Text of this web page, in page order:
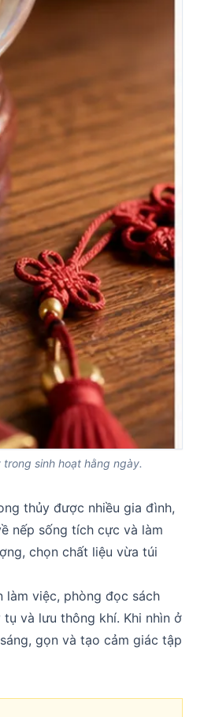
sinh hoạt hằng ngày.
thủy được nhiều gia đình,
nếp sống tích cực và làm
chọn chất liệu vừa túi
làm việc, phòng đọc sách
và lưu thông khí. Khi nhìn ở
gọn và tạo cảm giác tập